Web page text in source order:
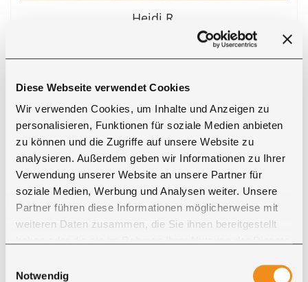
Diese Webseite verwendet Cookies
Wir verwenden Cookies, um Inhalte und Anzeigen zu
personalisieren, Funktionen für soziale Medien anbieten
zu können und die Zugriffe auf unsere Website zu
analysieren. Außerdem geben wir Informationen zu Ihrer
Verwendung unserer Website an unsere Partner für
soziale Medien, Werbung und Analysen weiter. Unsere
Partner führen diese Informationen möglicherweise mit
weiteren Daten zusammen, die Sie ihnen bereitgestellt
Cookies, wenn Sie unsere Webseite weiterhin nutzen.
Notwendig
Heidi R.
" ... Wir sind begeistert von unserem neuen Sideboard.
Ein wirkliches Highlight in unserem Schlafzimmer. ..."